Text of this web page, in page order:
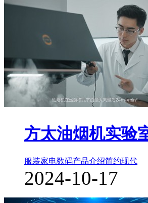
方太油烟机实验
服装家电数码产品介绍简约现代
2024-10-17